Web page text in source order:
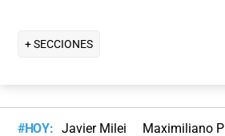
+ SECCIONES
#HOY: Javier Milei Maximiliano